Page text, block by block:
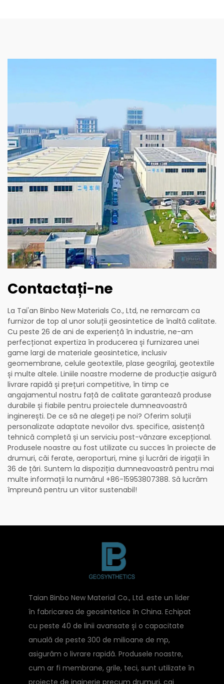
Contactați-ne
La Tai'an Binbo New Materials Co., Ltd, ne remarcam ca
furnizor de top al unor soluții geosintetice de înaltă calitate.
Cu peste 26 de ani de experiență în industrie, ne-am
perfecționat expertiza în producerea și furnizarea unei
game largi de materiale geosintetice, inclusiv
geomembrane, celule geotextile, plase geogrilaj, geotextile
și multe altele. Liniile noastre moderne de producție asigură
livrare rapidă și prețuri competitive, în timp ce
angajamentul nostru față de calitate garantează produse
durabile și fiabile pentru proiectele dumneavoastră
inginerești. De ce să ne alegeți pe noi? Oferim soluții
personalizate adaptate nevoilor dvs. specifice, asistență
tehnică completă și un serviciu post-vânzare excepțional.
Produsele noastre au fost utilizate cu succes în proiecte de
drumuri, căi ferate, aeroporturi, mine și lucrări de irigații în
36 de țări. Suntem la dispoziția dumneavoastră pentru mai
multe informații la numărul +86-15953807388. Să lucrăm
împreună pentru un viitor sustenabil!
Taian Binbo New Material Co., Ltd. este un lider
în fabricarea de geosintetice în China. Echipat
cu peste 40 de linii avansate și o capacitate
anuală de peste 300 de milioane de mp,
asigurăm o livrare rapidă. Produsele noastre,
cum ar fi membrane, grile, teci, sunt utilizate în